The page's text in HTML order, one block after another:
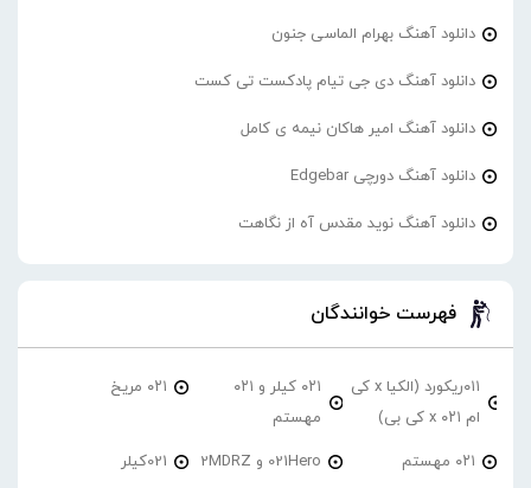
دانلود آهنگ بهرام الماسی جنون
دانلود آهنگ دی جی تیام پادکست تی کست
دانلود آهنگ امیر هاکان نیمه ی کامل
دانلود آهنگ دورچی Edgebar
دانلود آهنگ نوید مقدس آه از نگاهت
فهرست خوانندگان
۰۱۱ریکورد (الکیا x کی
ام ۰۲۱ x کی بی)
۰۲۱ کیلر و ۰۲۱
مهستم
۰۲۱ مریخ
۰۲۱ مهستم 021Hero و 2MDRZ 021کیلر